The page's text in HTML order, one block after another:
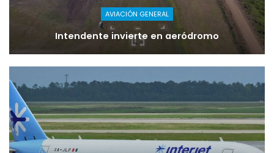
AVIACIÓN GENERAL
Intendente invierte en aeródromo